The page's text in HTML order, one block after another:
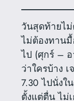
วันสุดท้ายไม่
ไม่ต้องทาน
ไป (ศุกร์ –
ว่าใครบ้าง
7.30 ไปนั่งใ
ตั้งแต่ตื่น ไม่